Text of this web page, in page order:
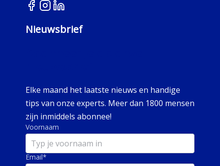
Nieuwsbrief
Elke maand het laatste nieuws en handige
tips van onze experts. Meer dan 1800 mensen
zijn inmiddels abonnee!
Voornaam
Email*